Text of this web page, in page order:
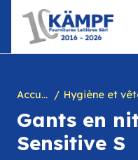
contenu
Accueil Hygiène et
Gants en
Sensitive S